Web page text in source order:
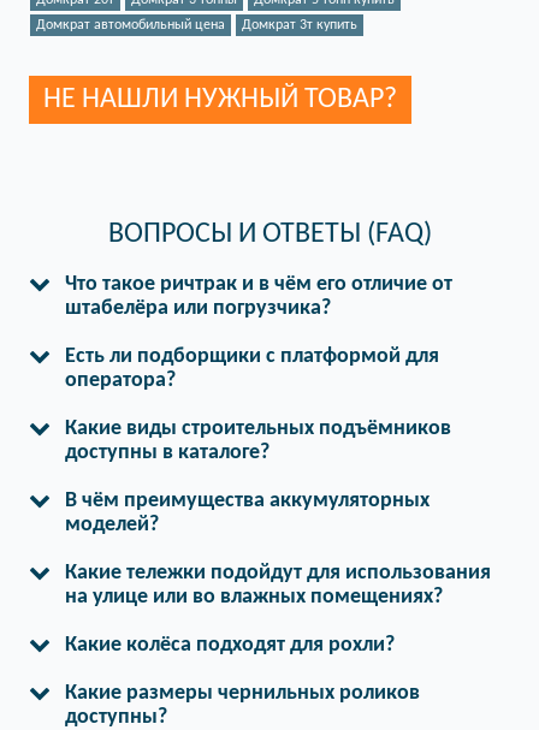
Домкрат автомобильный цена
Домкрат 3т купить
НЕ НАШЛИ НУЖНЫЙ ТОВАР?
ВОПРОСЫ И ОТВЕТЫ (FAQ)
Что такое ричтрак и в чём его отличие от
штабелёра или погрузчика?
Есть ли подборщики с платформой для
оператора?
Какие виды строительных подъёмников
доступны в каталоге?
В чём преимущества аккумуляторных
моделей?
Какие тележки подойдут для использования
на улице или во влажных помещениях?
Какие колёса подходят для рохли?
Какие размеры чернильных роликов
доступны?